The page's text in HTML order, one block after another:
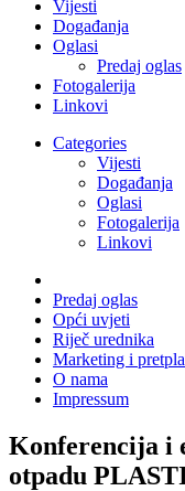
Vijesti
Događanja
Oglasi
Predaj oglas
Fotogalerija
Linkovi
Categories
Vijesti
Događanja
Oglasi
Fotogalerija
Linkovi
Predaj oglas
Opći uvjeti
Riječ urednika
Marketing i
O nama
Impressum
Konferencija i
otpadu